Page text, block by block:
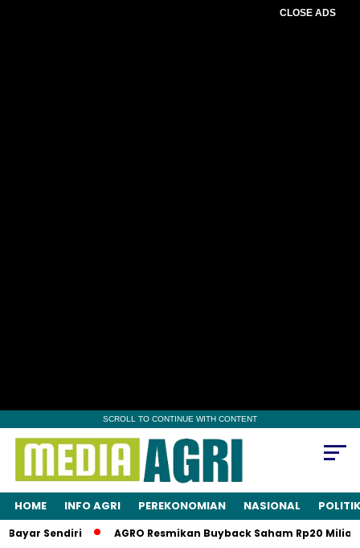
CLOSE ADS
SCROLL TO CONTINUE WITH CONTENT
HOME INFO AGRI PEREKONOMIAN NASIONAL POLITIK
Sendiri AGRO Resmikan Buyback Saham Rp20 Miliar,